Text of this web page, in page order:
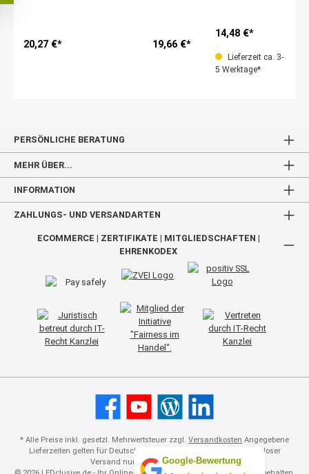
20,27 €* 19,66 €*
14,48 €*
Lieferzeit ca. 3-
5 Werktage*
PERSÖNLICHE BERATUNG
MEHR ÜBER...
INFORMATION
ZAHLUNGS- UND VERSANDARTEN
ECOMMERCE | ZERTIFIKATE | MITGLIEDSCHAFTEN |
EHRENKODEX
* Alle Preise inkl. gesetzl. Mehrwertsteuer zzgl. Versandkosten Angegebene
Lieferzeiten gelten für Deutschland. Ausland abweichend. Kostenloser
Versand nur DE und Produkte <5kg.
Google-Bewertung